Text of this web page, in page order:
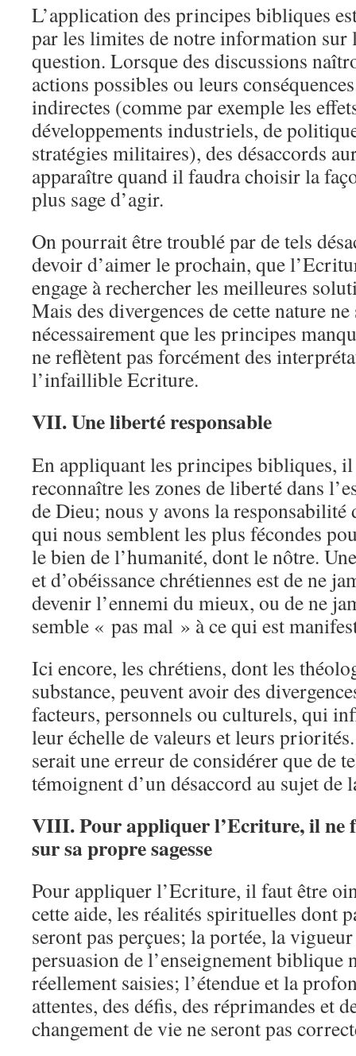
L’application des principes bibliques
par les limites de notre information sur
question. Lorsque des discussions
actions possibles ou leurs
indirectes (comme par exemple les
développements industriels, de
stratégies militaires), des désaccords
apparaître quand il faudra choisir la
plus sage d’agir.
On pourrait être troublé par de tels
devoir d’aimer le prochain, que
engage à rechercher les meilleures
Mais des divergences de cette nature
nécessairement que les principes
ne reflètent pas forcément des
l’infaillible Ecriture.
VII. Une liberté responsable
En appliquant les principes bibliques,
reconnaître les zones de liberté dans
de Dieu; nous y avons la
qui nous semblent les plus fécondes
le bien de l’humanité, dont le nôtre.
et d’obéissance chrétiennes est de ne
devenir l’ennemi du mieux, ou de ne
semble « pas mal » à ce qui est
Ici encore, les chrétiens, dont les
substance, peuvent avoir des
facteurs, personnels ou culturels, qui
leur échelle de valeurs et leurs
serait une erreur de considérer que de
témoignent d’un désaccord au sujet de
VIII.Pour appliquer l’Ecriture, il ne
sur sa propre sagesse
Pour appliquer l’Ecriture, il faut être
cette aide, les réalités spirituelles dont
seront pas perçues; la portée, la
persuasion de l’enseignement biblique
réellement saisies; l’étendue et la
attentes, des défis, des réprimandes et
changement de vie ne seront pas